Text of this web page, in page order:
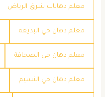
معلم دهانات شرق الرياض
معلم دهان حي البديعه
معلم دهان حي الصحافة
معلم دهان حي النسيم